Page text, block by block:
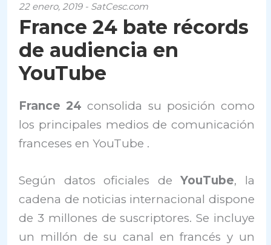
22 enero, 2019 - SatCesc.com
France 24 bate récords
de audiencia en
YouTube
France 24 consolida su posición como
los principales medios de comunicación
franceses en YouTube .
Según datos oficiales deYouTube, la
cadena de noticias internacional dispone
de 3 millones de suscriptores. Se incluye
un millón de su canal en francés y un